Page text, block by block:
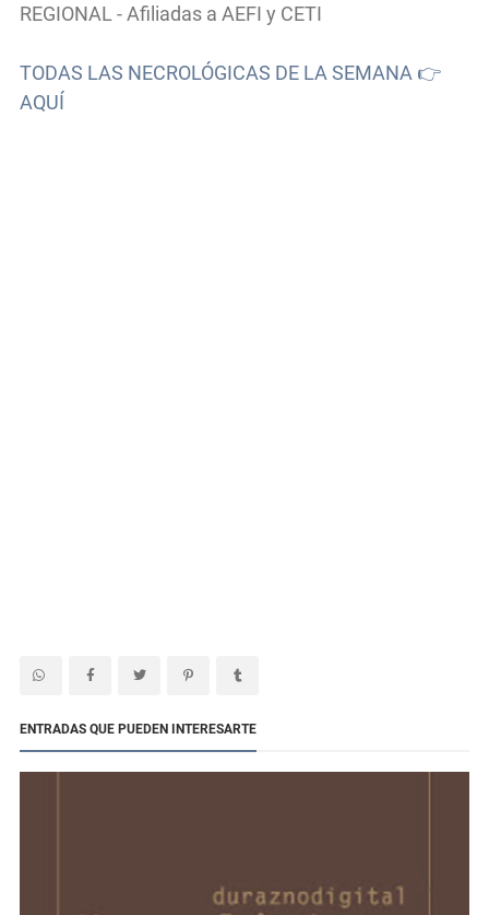
REGIONAL - Afiliadas a AEFI y CETI
TODAS LAS NECROLÓGICAS DE LA SEMANA 👉
AQUÍ
ENTRADAS QUE PUEDEN INTERESARTE